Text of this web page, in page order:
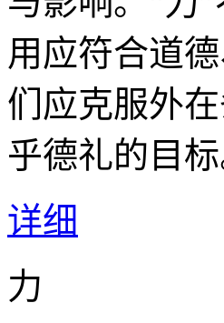
用应符合道
们应克服外
乎德礼的目
详细
力